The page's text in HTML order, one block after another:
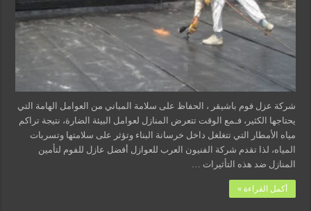
شركة عزل فوم باشيقر ، الحفاظ على سلامة المباني من العوامل الهامة التي
يحتاجها الكثير، فـمع الوقت تتعرض المنازل لعوامل البيئة الضارة، نتيجة تراكم
مياه الأمطار التي تتغلغل داخل خرسانة البناء وتؤثر على سلامتها وتسربات
المياه، لذا تقدم شركة الفنيون العرب للعوازل أفضل عازل للفوم لتأمين
المنازل ضد هذه التأثيرات …
أكمل القراءة »